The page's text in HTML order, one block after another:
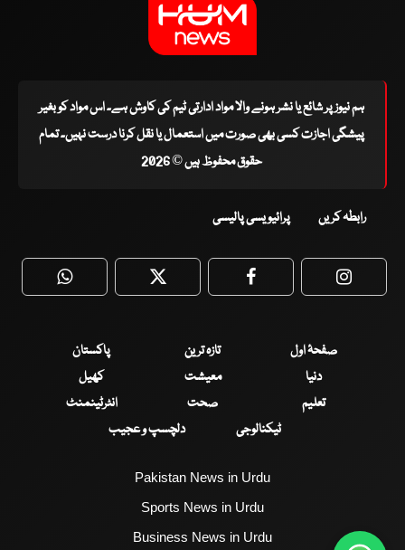
ہم نیوز پر شائع یا نشر ہونے والا مواد ادارتی ٹیم کی کاوش ہے۔ اس مواد کو بغیر
پیشگی اجازت کسی بھی صورت میں استعمال یا نقل کرنا درست نہیں۔ تمام
حقوق محفوظ ہیں © 2026
رابطہ کریں پرائیویسی پالیسی
WhatsApp Twitter Facebook
صفحۂ اول تازہ ترین
پاکستان
دنیا
معیشت
کھیل
تعلیم
صحت
انٹرٹینمنٹ
ٹیکنالوجی
دلچسپ و عجیب
Pakistan News in Urdu
Sports News in Urdu
Business News in Urdu